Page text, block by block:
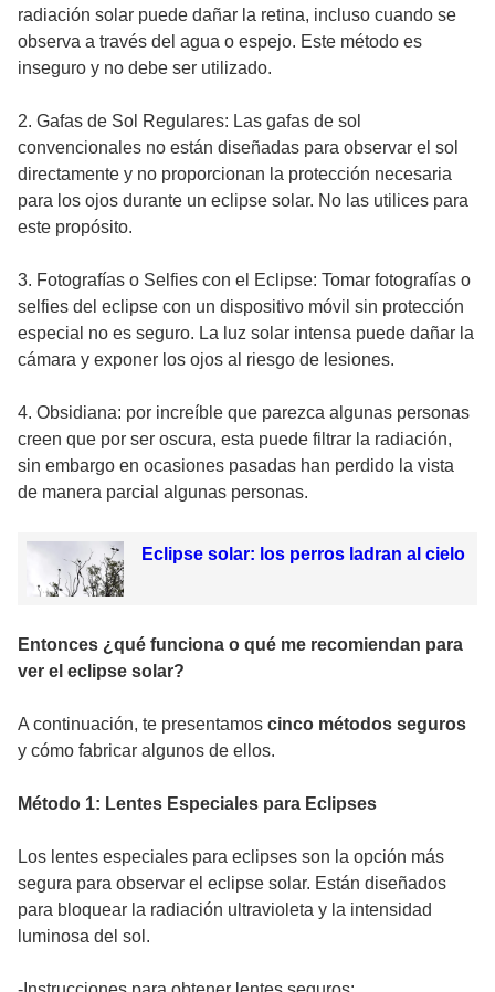
radiación solar puede dañar la retina, incluso cuando se
observa a través del agua o espejo. Este método es
inseguro y no debe ser utilizado.
2. Gafas de Sol Regulares: Las gafas de sol
convencionales no están diseñadas para observar el sol
directamente y no proporcionan la protección necesaria
para los ojos durante un eclipse solar. No las utilices para
este propósito.
3. Fotografías o Selfies con el Eclipse: Tomar fotografías o
selfies del eclipse con un dispositivo móvil sin protección
especial no es seguro. La luz solar intensa puede dañar la
cámara y exponer los ojos al riesgo de lesiones.
4. Obsidiana: por increíble que parezca algunas personas
creen que por ser oscura, esta puede filtrar la radiación,
sin embargo en ocasiones pasadas han perdido la vista
de manera parcial algunas personas.
Eclipse solar: los perros ladran al cielo
Entonces ¿qué funciona o qué me recomiendan para
ver el eclipse solar?
A continuación, te presentamos cinco métodos seguros
y cómo fabricar algunos de ellos.
Método 1: Lentes Especiales para Eclipses
Los lentes especiales para eclipses son la opción más
segura para observar el eclipse solar. Están diseñados
para bloquear la radiación ultravioleta y la intensidad
luminosa del sol.